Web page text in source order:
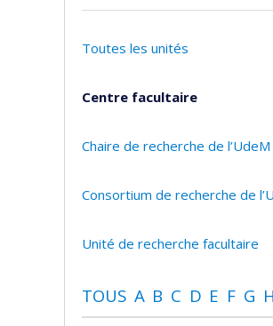
Toutes les unités
Centre facultaire
Chaire de recherche de l’UdeM
Consortium de recherche de
Unité de recherche facultaire
TOUS A B C D E F G H